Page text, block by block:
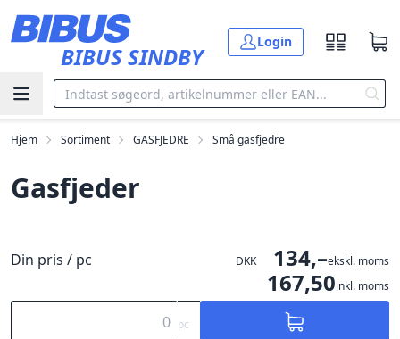
BIBUS SINDBY
Login
Hjem Sortiment GASFJEDRE Små gasfjedre
Gasfjeder
Din pris / pc DKK 134,–ekskl. moms
167,50inkl. moms
pc